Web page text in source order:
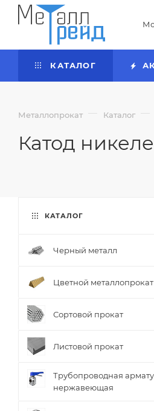
КАТАЛОГ
Металлопрокат — Каталог —
Катод
КАТАЛОГ
Черный металл
Цветной металлопрокат
Сортовой прокат
Листовой прокат
Трубопроводная
нержавеющая